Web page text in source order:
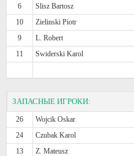
6
Slisz Bartosz
10
Zielinski Piotr
9
L. Robert
11
Swiderski Karol
ЗАПАСНЫЕ ИГРОКИ:
26 Wojcik Oskar
24
Czubak Karol
13
Z. Mateusz